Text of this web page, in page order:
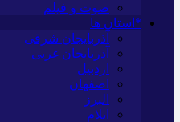
صوت و فیلم
*استان ها
آذربایجان شرقی
آذربایجان غربی
اردبیل
اصفهان
البرز
ایلام